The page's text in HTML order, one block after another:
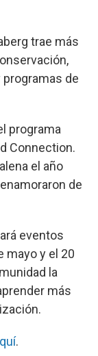
trae más
de
programa
Connection.
el año
de
eventos
mayo y el 20
la
más
.